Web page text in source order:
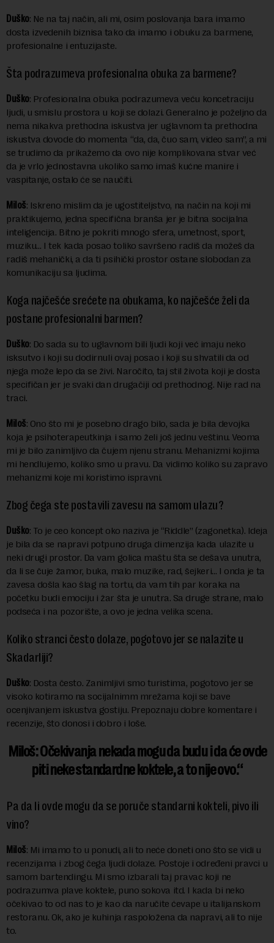
Duško: Ne na taj način, ali mi, osim poslovanja bara imamo
dosta izvedenih biznisa tako da imamo i obuku za barmene,
profesionalne i entuzijaste.
Šta podrazumeva profesionalna obuka za barmene?
Duško: Profesionalna obuka podrazumeva veću koncetraciju
ljudi, u smislu prostora u koji se dolazi. Generalno je poželjno da
nema nikakva prethodna iskustva jer uglavnom ta prethodna
iskustva dovode do momenta “da, da, čuo sam, video sam”, a mi
se trudimo da prikažemo da ovo nije komplikovana stvar već
da je vrlo jednostavna ukoliko samo imaš kućne manire i
vaspitanje, ostalo će se naučiti.
Miloš: Iskreno mislim da je ugostiteljstvo, na način na koji mi
praktikujemo, jedna specifična branša jer je bitna socijalna
inteligencija. Bitno je pokriti mnogo sfera, umetnost, sport,
muziku… I tek kada posao toliko savršeno radiš da možeš da
radiš mehanički, a da ti psihički prostor ostane slobodan za
komunikaciju sa ljudima.
Koga najčešće srećete na obukama, ko najčešće želi da
postane profesionalni barmen?
Duško: Do sada su to uglavnom bili ljudi koji već imaju neko
isksutvo i koji su dodirnuli ovaj posao i koji su shvatili da od
njega može lepo da se živi. Naročito, taj stil života koji je dosta
specifičan jer je svaki dan drugačiji od prethodnog. Nije rad na
traci.
Miloš: Ono što mi je posebno drago bilo, sada je bila devojka
koja je psihoterapeutkinja i samo želi još jednu veštinu. Veoma
mi je bilo zanimljivo da čujem njenu stranu. Mehanizmi kojima
mi hendlujemo, koliko smo u pravu. Da vidimo koliko su zapravo
mehanizmi koje mi koristimo ispravni.
Zbog čega ste postavili zavesu na samom ulazu?
Duško: To je ceo koncept oko naziva je “Riddle” (zagonetka). Ideja
je bila da se napravi potpuno druga dimenzija kada ulazite u
neki drugi prostor. Da vam golica maštu šta se dešava unutra,
da li se čuje žamor, buka, malo muzike, rad, šejkeri… I onda je ta
zavesa došla kao šlag na tortu, da vam tih par koraka na
početku budi emociju i žar šta je unutra. Sa druge strane, malo
podseća i na pozorište, a ovo je jedna velika scena.
Koliko stranci često dolaze, pogotovo jer se nalazite u
Skadarliji?
Duško: Dosta često. Zanimljivi smo turistima, pogotovo jer se
visoko kotiramo na socijalnimm mrežama koji se bave
ocenjivanjem iskustva gostiju. Prepoznaju dobre komentare i
recenzije, što donosi i dobro i loše.
Miloš: Očekivanja nekada mogu da budu i da će ovde
piti neke standardne koktele, a to nije ovo.
Pa da li ovde mogu da se poruče standarni kokteli, pivo ili
vino?
Miloš: Mi imamo to u ponudi, ali to neće doneti ono što se vidi u
recenzijama i zbog čega ljudi dolaze. Postoje i određeni pravci u
samom bartendingu. Mi smo izbarali taj pravac koji ne
podrazumva plave koktele, puno sokova itd. I kada bi neko
očekivao to od nas to je kao da naručite ćevape u italijanskom
restoranu. Ok, ako je kuhinja raspoložena da napravi, ali to nije
to.